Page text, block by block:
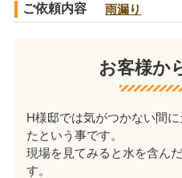
ご依頼内容 雨漏り
お客様か
H様邸では気がつかない間
たという事です。
現場を見てみると水を含ん
す。